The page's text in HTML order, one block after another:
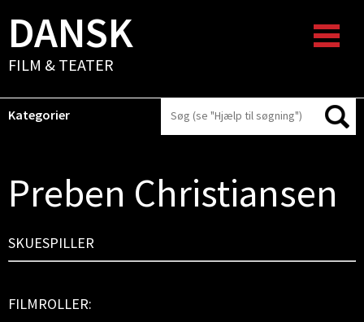
DANSK
FILM & TEATER
Kategorier
Preben Christiansen
SKUESPILLER
FILMROLLER: